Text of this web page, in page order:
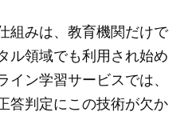
組みは、教育機関だけで
ル領域でも利用され始め
ン学習サービスでは、
答判定にこの技術が欠か